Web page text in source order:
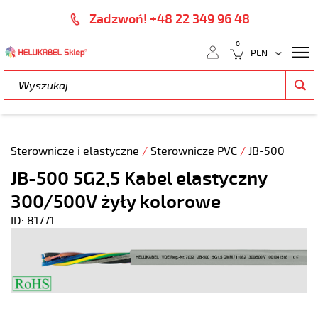
Zadzwoń! +48 22 349 96 48
0
Sterownicze i elastyczne / Sterownicze PVC / JB-500
JB-500 5G2,5 Kabel elastyczny
300/500V żyły kolorowe
ID: 81771